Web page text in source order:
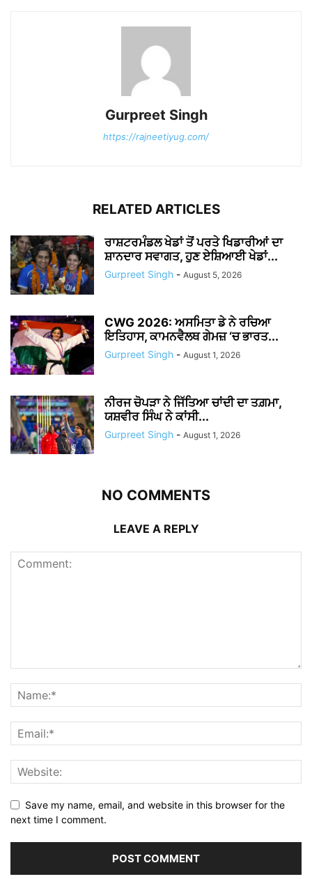
Gurpreet Singh
https://rajneetiyug.com/
RELATED ARTICLES
ਰਾਸ਼ਟਰਮੰਡਲ ਖੇਡਾਂ ਤੋਂ ਪਰਤੇ ਖਿਡਾਰੀਆਂ ਦਾ
ਸ਼ਾਨਦਾਰ ਸਵਾਗਤ, ਹੁਣ ਏਸ਼ਿਆਈ ਖੇਡਾਂ...
Gurpreet Singh - August 5, 2026
CWG 2026: ਅਸਮਿਤਾ ਡੇ ਨੇ ਰਚਿਆ
ਇਤਿਹਾਸ, ਕਾਮਨਵੈਲਥ ਗੇਮਜ਼ ‘ਚ ਭਾਰਤ...
Gurpreet Singh - August 1, 2026
ਨੀਰਜ ਚੋਪੜਾ ਨੇ ਜਿੱਤਿਆ ਚਾਂਦੀ ਦਾ ਤਗ਼ਮਾ,
ਯਸ਼ਵੀਰ ਸਿੰਘ ਨੇ ਕਾਂਸੀ...
Gurpreet Singh - August 1, 2026
NO COMMENTS
LEAVE A REPLY
Save my name, email, and website in this browser for the
next time I comment.